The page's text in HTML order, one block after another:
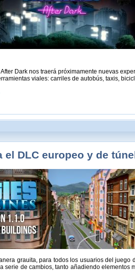
Dark nos traerá próximamente nuevas
viales: carriles de autobús, taxis,
el DLC europeo y de
grauita, para todos los usuarios del juego
de cambios, tanto añadiendo